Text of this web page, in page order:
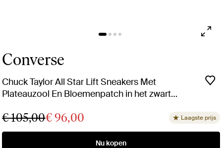
Converse
Chuck Taylor All Star Lift Sneakers Met
Plateauzool En Bloemenpatch in het zwart
€ 105,00€ 96,00 Laagste prijs
Nu kopen